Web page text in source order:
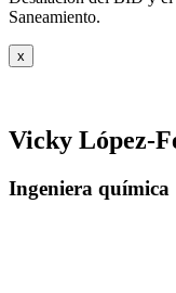
Saneamiento.
x
Vicky López-
Ingeniera química